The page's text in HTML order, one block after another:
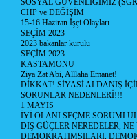
SOSYAL GÜVENLİĞİMİZ
CHP ve DEĞİŞİM
15-16 Haziran İşçi Olayları
SEÇİM 2023
2023 bakanlar kurulu
SEÇİM 2023
KASTAMONU
Ziya Zat Abi, Alllaha Emanet!
DİKKAT! SİYASİ ALDANIŞ
SORUNLAR NEDENLERİ!!!
1 MAYIS
İYİ OLANI SEÇME
DIŞ GÜÇLER NEREDELER,
DEMOKRATIMSILARI,